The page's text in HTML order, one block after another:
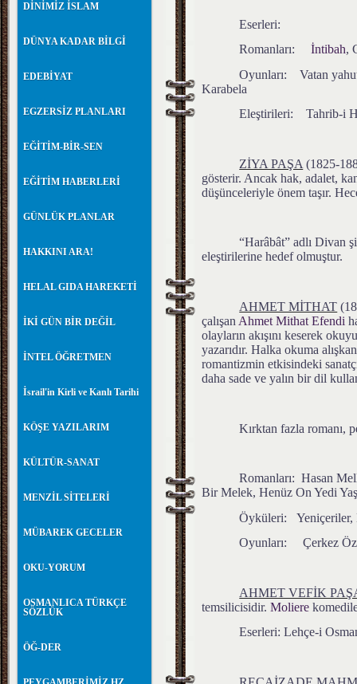
DİNİMİZ İSLAM
DÜNYA KADAR BİLGİ
EDEBİYAT
EGZERSİZ PLANLARI
EĞİTİM-BİR-SEN
EĞİTİM HABERLERİ
GÜNLÜK PLANLAR
HAKKINI ARA!
HELAL GIDA HAREKETİ
İKİ GÜN BİR DEĞİL
İNTEL ÖĞRETMEN
İsrail'in Kirli ve Kanlı Tarihi
KÖŞE YAZILARIM
KÜLTÜR-SANAT
MENZİL SİTELERİ
MÜBAREK GECELER
OKU-YORUM
OSMANLICA TÜRKÇE
SÖZLÜK
ÖĞ-DER
Eserleri:
Romanları:İntibah,
Oyunları: Vatan
Karabela
Eleştirileri: Tahrib-i
ZİYA PAŞA (1825-
gösterir. Ancak hak, adalet,
düşünceleriyle önem taşır.
“Harâbât” adlı Divan
eleştirilerine hedef olmuştur.
AHMET MİTHAT
çalışan Ahmet Mithat Efendi
olayların akışını keserek
yazarıdır. Halka okuma
romantizmin etkisindeki
daha sade ve yalın bir dil
Kırktan fazla romanı,
Romanları: Hasan
Bir Melek, Henüz On Yedi
Öyküleri: Yeniçeriler,
Oyunları: Çerkez
AHMET VEFİK
temsilicisidir. Moliere
Eserleri: Lehçe-i